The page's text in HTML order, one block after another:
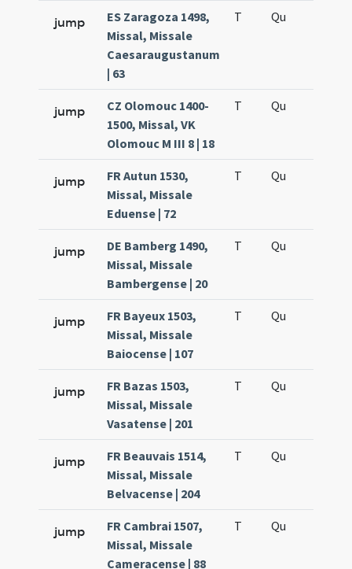
jump
ES Zaragoza 1498,
Missal, Missale
Caesaraugustanum
| 63
T Qu
jump
CZ Olomouc 1400-
1500, Missal, VK
Olomouc M III 8 | 18
T Qu
jump
FR Autun 1530,
Missal, Missale
Eduense | 72
T Qu
jump
DE Bamberg 1490,
Missal, Missale
Bambergense | 20
T Qu
jump
FR Bayeux 1503,
Missal, Missale
Baiocense | 107
T Qu
jump
FR Bazas 1503,
Missal, Missale
Vasatense | 201
T Qu
jump
FR Beauvais 1514,
Missal, Missale
Belvacense | 204
T Qu
jump
FR Cambrai 1507,
Missal, Missale
Cameracense | 88
T Qu